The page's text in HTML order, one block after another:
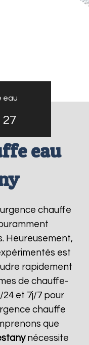
eau
27
eau
chauffe
Heureusement,
est
rapidement
de chauffe-
24 et 7j/7 pour
chauffe
que
nécessite